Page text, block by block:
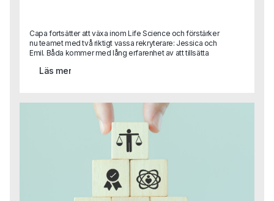
Capa fortsätter att växa inom Life Science och förstärker
nu teamet med två riktigt vassa rekryterare: Jessica och
Emil. Båda kommer med lång erfarenhet av att tillsätta
medicinteknik och blir en viktig del i vår satsning på att
kompetens även inom områden som HR, Legal och
Finance kan vi nu erbjuda en helhetslösning till Life
Science-bolag, oavsett funktion eller behov.
Läs mer